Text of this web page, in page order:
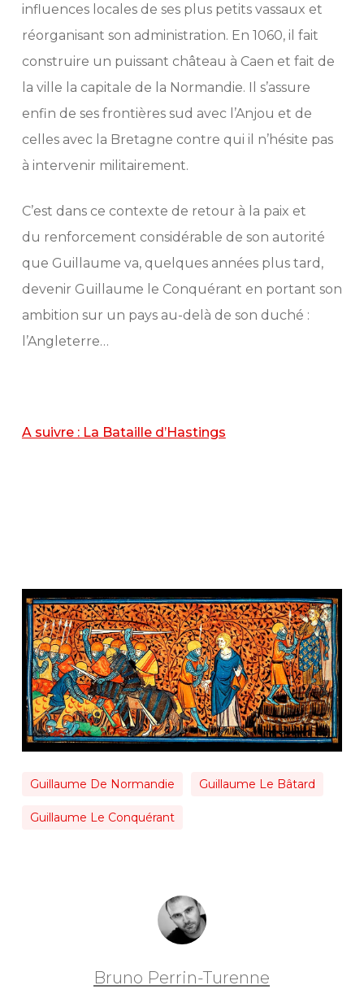
influences locales de ses plus petits vassaux et
réorganisant son administration. En 1060, il fait
construire un puissant château à Caen et fait de
la ville la capitale de la Normandie. Il s’assure
enfin de ses frontières sud avec l’Anjou et de
celles avec la Bretagne contre qui il n’hésite pas
à intervenir militairement.
C’est dans ce contexte de retour à la paix et
du renforcement considérable de son autorité
que Guillaume va, quelques années plus tard,
devenir Guillaume le Conquérant en portant son
ambition sur un pays au-delà de son duché :
l’Angleterre…
A suivre : La Bataille d’Hastings
Guillaume De Normandie Guillaume Le Bâtard
Guillaume Le Conquérant
Bruno Perrin-Turenne